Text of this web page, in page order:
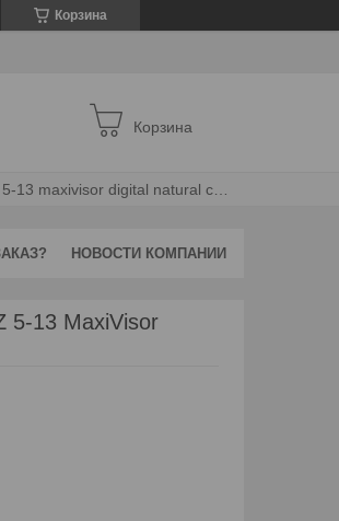
Корзина
Корзина
НОВОСТИ КОМПАНИИ
5-13 MaxiVisor